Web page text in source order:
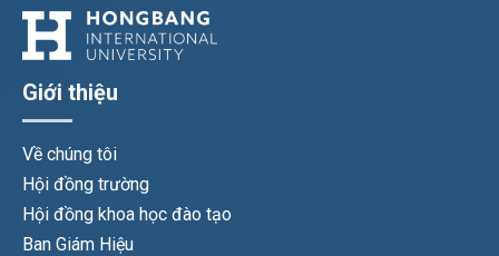
Giới thiệu
Về chúng tôi
Hội đồng trường
Hội đồng khoa học đào tạo
Ban Giám Hiệu